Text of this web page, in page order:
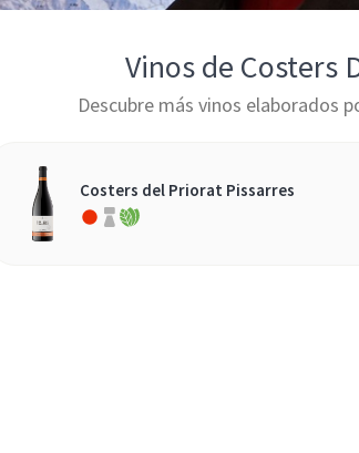
Vinos de Costers
Descubre más vinos elaborados
Costers del Priorat Pissarres